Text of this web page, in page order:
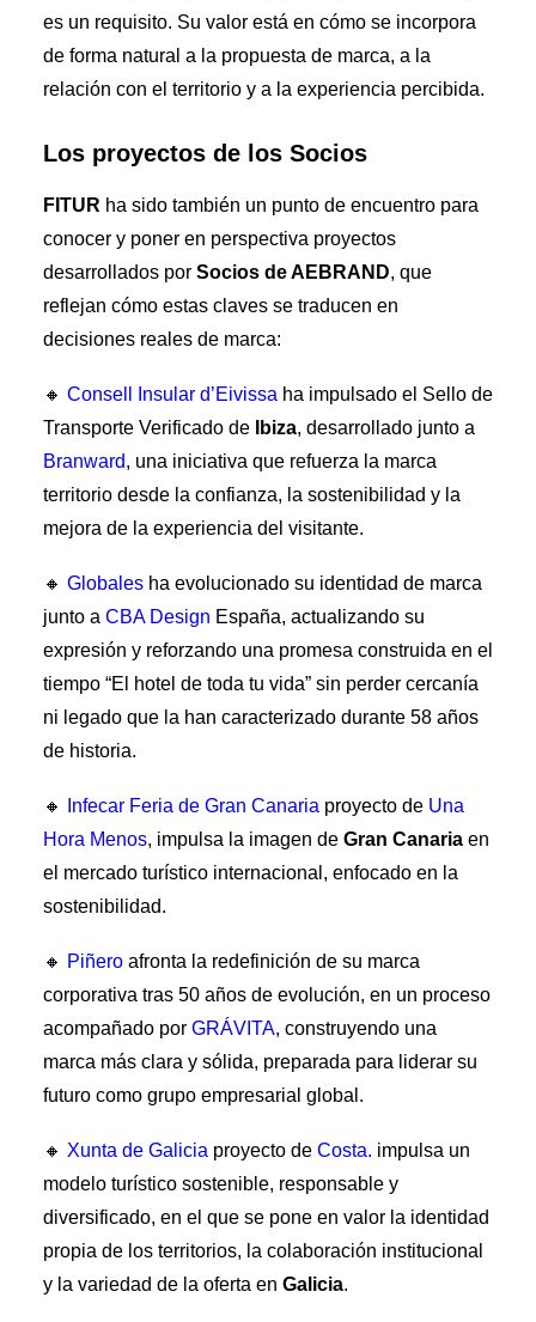
es un requisito. Su valor está en cómo se incorpora
de forma natural a la propuesta de marca, a la
relación con el territorio y a la experiencia percibida.
Los proyectos de los Socios
FITUR ha sido también un punto de encuentro para
conocer y poner en perspectiva proyectos
desarrollados por Socios de AEBRAND, que
reflejan cómo estas claves se traducen en
decisiones reales de marca:
🔸 Consell Insular d’Eivissa ha impulsado el Sello de
Transporte Verificado de
Ibiza, desarrollado junto a
Branward, una iniciativa que refuerza la marca
territorio desde la confianza, la sostenibilidad y la
mejora de la experiencia del visitante.
🔸 Globales ha evolucionado su identidad de marca
junto a CBA Design España, actualizando su
expresión y reforzando una promesa construida en el
tiempo “El hotel de toda tu vida” sin perder cercanía
ni legado que la han caracterizado durante 58 años
de historia.
🔸 Infecar Feria de Gran Canaria proyecto de Una
Hora Menos, impulsa la imagen de Gran Canaria en
el mercado turístico internacional, enfocado en la
sostenibilidad.
🔸 Piñero afronta la redefinición de su marca
corporativa tras 50 años de evolución, en un proceso
acompañado por GRÁVITA, construyendo una
marca más clara y sólida, preparada para liderar su
futuro como grupo empresarial global.
🔸 Xunta de Galicia proyecto de Costa. impulsa un
modelo turístico sostenible, responsable y
diversificado, en el que se pone en valor la identidad
propia de los territorios, la colaboración institucional
y la variedad de la oferta en Galicia.